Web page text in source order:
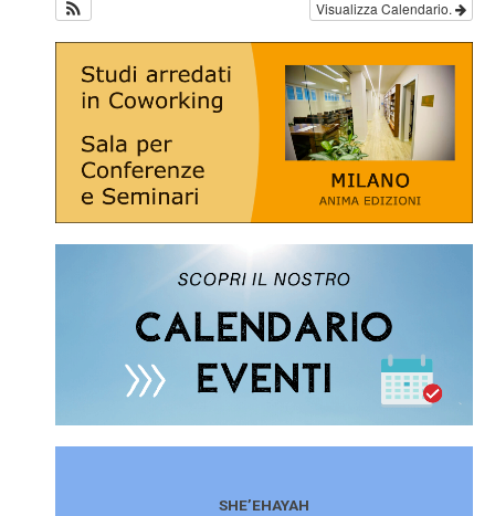
Visualizza Calendario.
SHE’EHAYAH